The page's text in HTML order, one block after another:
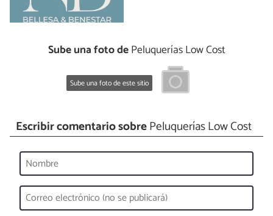
Sube una foto dePeluquerías Low Cost
Sube una foto de este sitio
Escribir comentario sobrePeluquerías Low Cost